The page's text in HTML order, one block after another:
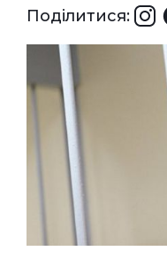
Поділитися: